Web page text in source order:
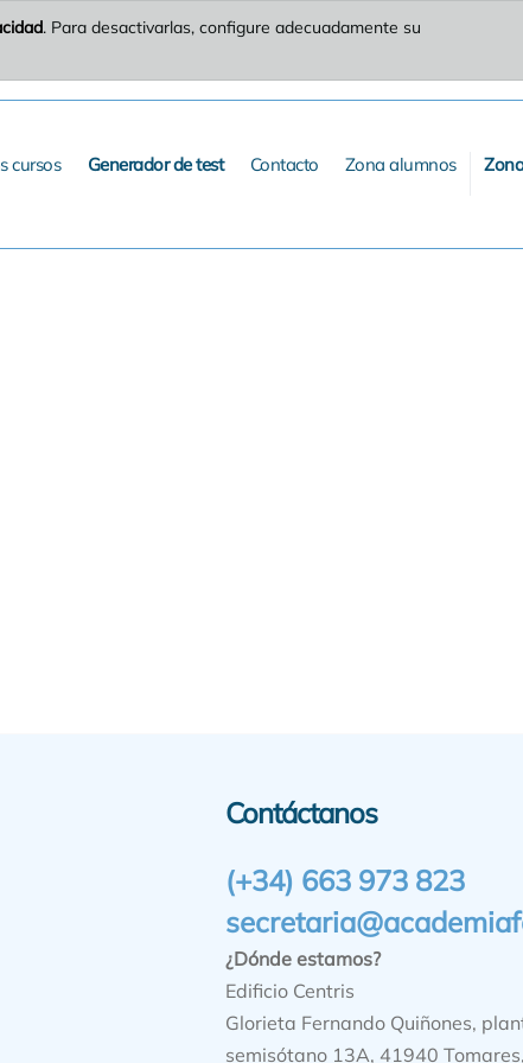
. Para desactivarlas, configure adecuadamente su
cursos Generador de test Contacto Zona alumnos
Contáctanos
(+34) 663 973 823
¿Dónde estamos?
Edificio Centris
Glorieta Fernando Quiñones,
semisótano 13A, 41940